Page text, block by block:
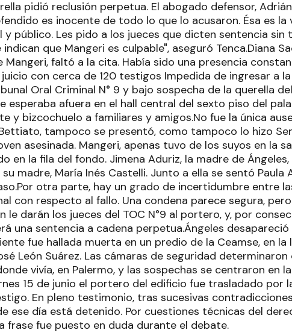
pidió reclusión perpetua. El abogado defensor,
es inocente de todo lo que lo acusaron. Ésa es la
y público. Les pido a los jueces que dicten sentencia sin
que Mangeri es culpable", aseguró Tenca.Diana
faltó a la cita. Había sido una presencia
con cerca de 120 testigos Impedida de ingresar a
Oral Criminal N° 9 y bajo sospecha de la querella
esperaba afuera en el hall central del sexto piso del
y bizcochuelo a familiares y amigos.No fue la única
tampoco se presentó, como tampoco lo hizo
asesinada. Mangeri, apenas tuvo de los suyos en la
en la fila del fondo. Jimena Aduriz, la madre de
madre, María Inés Castelli. Junto a ella se sentó Paula
otra parte, hay un grado de incertidumbre entre
con respecto al fallo. Una condena parece segura,
le darán los jueces del TOC N°9 al portero, y, por
una sentencia a cadena perpetua.Ángeles desapareció
fue hallada muerta en un predio de la Ceamse, en la
León Suárez. Las cámaras de seguridad
vivía, en Palermo, y las sospechas se centraron en
15 de junio el portero del edificio fue trasladado por
En pleno testimonio, tras sucesivas
ese día está detenido. Por cuestiones técnicas del
frase fue puesto en duda durante el debate.